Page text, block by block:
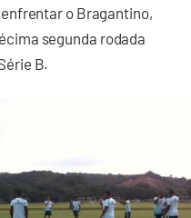
o Bragantino,
segunda rodada
B.